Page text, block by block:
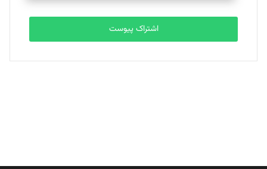
تحریریه
بابک نقاش
تحریریه
اشتراک پیوست